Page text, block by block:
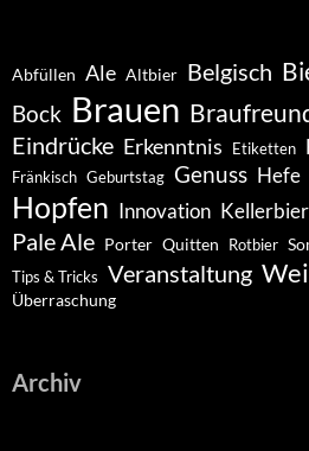
Abfüllen Ale Altbier Belgisch
Bock Brauen
Eindrücke Erkenntnis Etiketten
Fränkisch Geburtstag Genuss Hefe
Hopfen Innovation Kellerbier
Pale Ale Porter Quitten Rotbier
Tips & Tricks Veranstaltung
Überraschung
Archiv